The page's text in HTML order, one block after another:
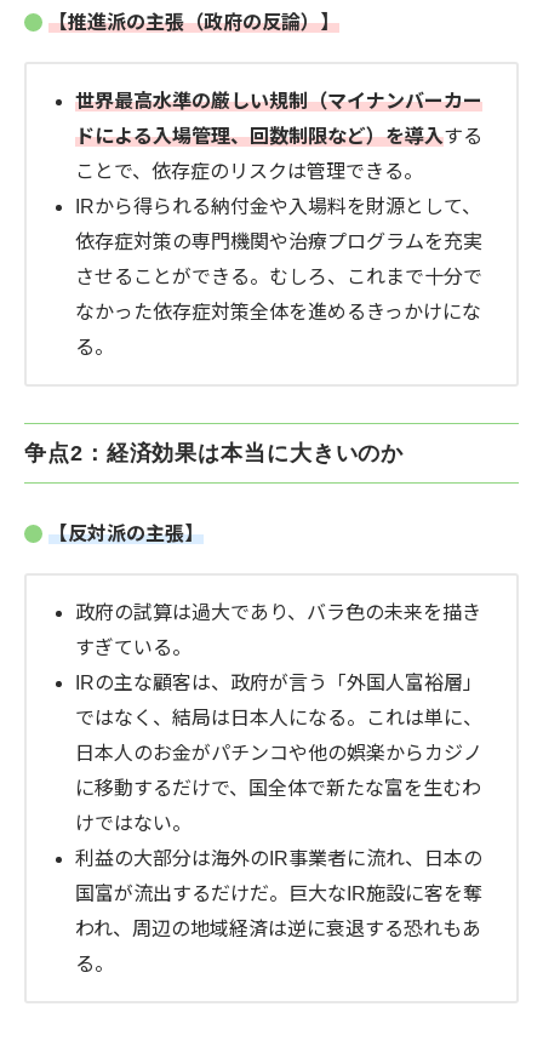
【推進派の主張（政府の反論）】
世界最高水準の厳しい規制（マイナンバーカー
ドによる入場管理、回数制限など）を導入する
ことで、依存症のリスクは管理できる。
IRから得られる納付金や入場料を財源として、
依存症対策の専門機関や治療プログラムを充実
させることができる。むしろ、これまで十分で
なかった依存症対策全体を進めるきっかけにな
る。
争点2：経済効果は本当に大きいのか
【反対派の主張】
政府の試算は過大であり、バラ色の未来を描き
すぎている。
IRの主な顧客は、政府が言う「外国人富裕層」
ではなく、結局は日本人になる。これは単に、
日本人のお金がパチンコや他の娯楽からカジノ
に移動するだけで、国全体で新たな富を生むわ
けではない。
利益の大部分は海外のIR事業者に流れ、日本の
国富が流出するだけだ。巨大なIR施設に客を奪
われ、周辺の地域経済は逆に衰退する恐れもあ
る。